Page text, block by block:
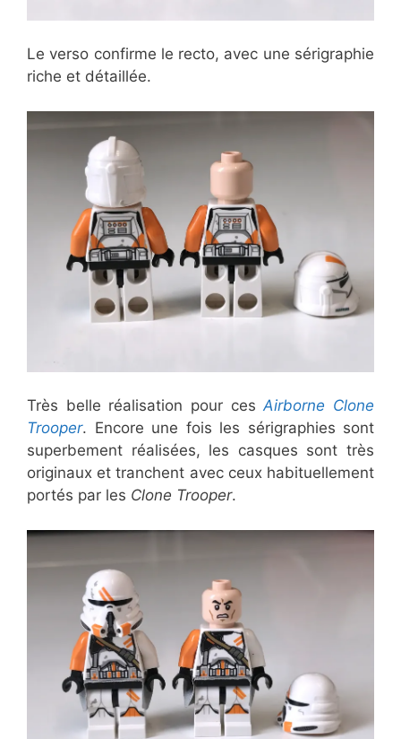
Le verso confirme le recto, avec une sérigraphie
riche et détaillée.
Très belle réalisation pour cesAirborne Clone
Trooper. Encore une fois les sérigraphies sont
superbement réalisées, les casques sont très
originaux et tranchent avec ceux habituellement
portés par les Clone Trooper.